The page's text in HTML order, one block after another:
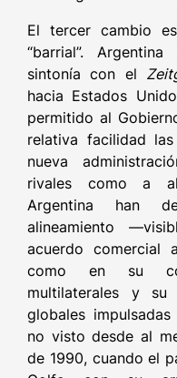
El tercer cambio
“barrial”.
sintonía con el
hacia Estados
permitido al
relativa facilidad
nueva
rivales como a
Argentina han
alineamiento
acuerdo comercial
como en su
multilaterales y su
globales
no visto desde al
de 1990, cuando el